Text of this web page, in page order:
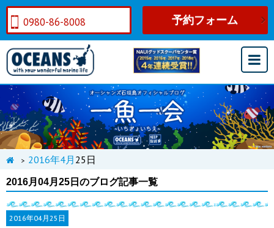
0980-86-8008 予約フォーム
> 2016年4月 25日
2016月04月25日のブログ記事一覧
2016年04月25日